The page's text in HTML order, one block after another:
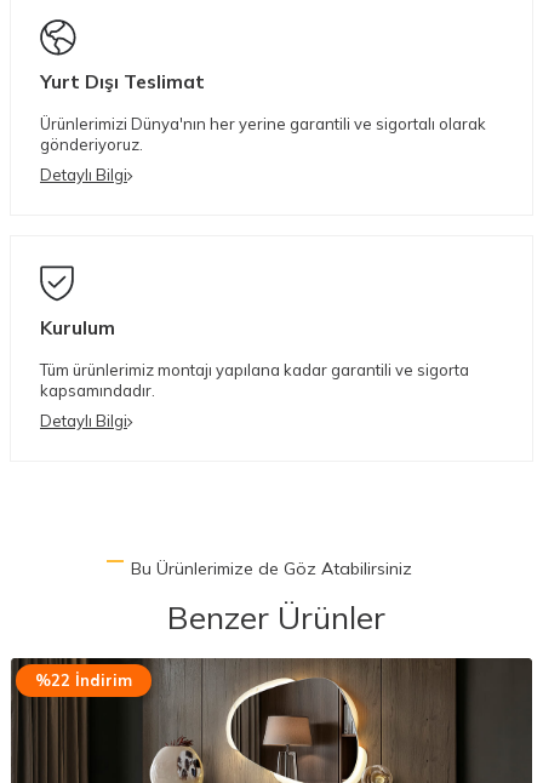
Yurt Dışı Teslimat
Ürünlerimizi Dünya'nın her yerine garantili ve sigortalı olarak
gönderiyoruz.
Detaylı Bilgi
Kurulum
Tüm ürünlerimiz montajı yapılana kadar garantili ve sigorta
kapsamındadır.
Detaylı Bilgi
Bu Ürünlerimize de Göz Atabilirsiniz
Benzer Ürünler
%22 İndirim